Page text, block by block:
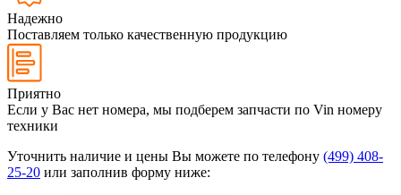
Надежно
Поставляем только качественную продукцию
Приятно
Если у Вас нет номера, мы подберем запчасти по Vin номеру
техники
Уточнить наличие и цены Вы можете по телефону (499) 408-
25-20 или заполнив форму ниже: